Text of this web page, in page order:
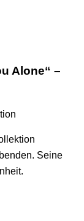
Alone“ –
Seine